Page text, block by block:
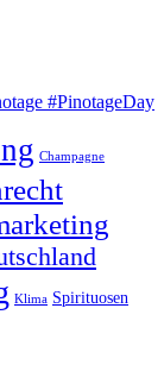
#PinotageDay
Champagne
Klima Spirituosen